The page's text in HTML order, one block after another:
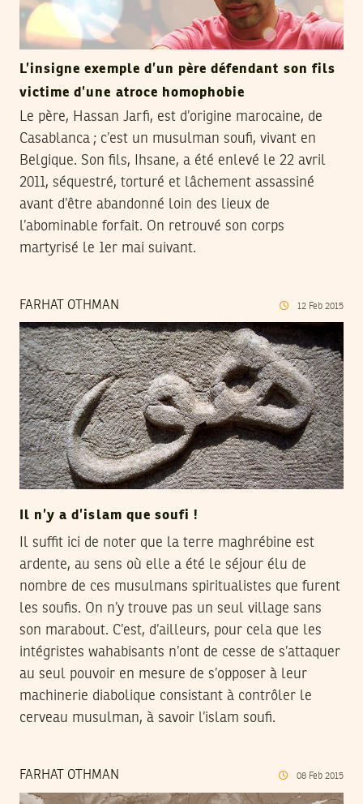
L’insigne exemple d’un père défendant son fils
victime d’une atroce homophobie
Le père, Hassan Jarfi, est d’origine marocaine, de
Casablanca ; c’est un musulman soufi, vivant en
Belgique. Son fils, Ihsane, a été enlevé le 22 avril
2011, séquestré, torturé et lâchement assassiné
avant d’être abandonné loin des lieux de
l’abominable forfait. On retrouvé son corps
martyrisé le 1er mai suivant.
FARHAT OTHMAN 12 Feb 2015
Il n’y a d’islam que soufi !
Il suffit ici de noter que la terre maghrébine est
ardente, au sens où elle a été le séjour élu de
nombre de ces musulmans spiritualistes que furent
les soufis. On n’y trouve pas un seul village sans
son marabout. C’est, d’ailleurs, pour cela que les
intégristes wahabisants n’ont de cesse de s’attaquer
au seul pouvoir en mesure de s’opposer à leur
machinerie diabolique consistant à contrôler le
cerveau musulman, à savoir l’islam soufi.
FARHAT OTHMAN 08 Feb 2015